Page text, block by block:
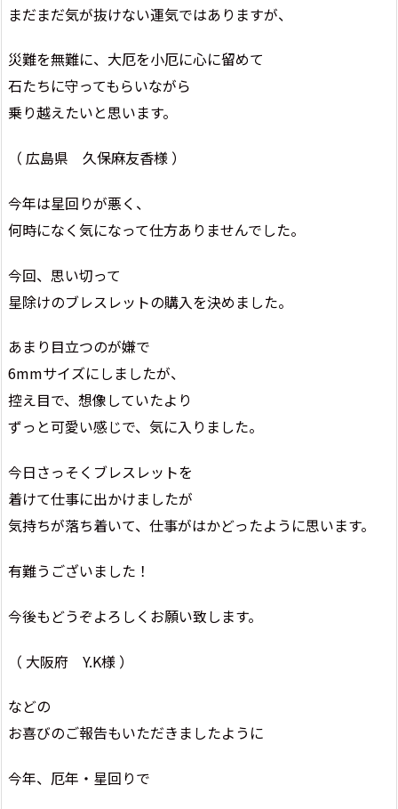
まだまだ気が抜けない運気ではありますが、
災難を無難に、大厄を小厄に心に留めて
石たちに守ってもらいながら
乗り越えたいと思います。
（ 広島県 久保麻友香様 ）
今年は星回りが悪く、
何時になく気になって仕方ありませんでした。
今回、思い切って
星除けのブレスレットの購入を決めました。
あまり目立つのが嫌で
6mmサイズにしましたが、
控え目で、想像していたより
ずっと可愛い感じで、気に入りました。
今日さっそくブレスレットを
着けて仕事に出かけましたが
気持ちが落ち着いて、仕事がはかどったように思います。
有難うございました！
今後もどうぞよろしくお願い致します。
（ 大阪府 Y.K様 ）
などの
お喜びのご報告もいただきましたように
今年、厄年・星回りで